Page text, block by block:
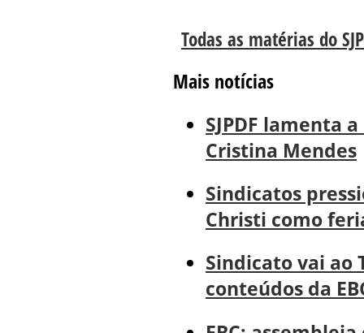
Todas as matérias do
Mais notícias
SJPDF lamenta
Cristina Mendes
Sindicatos
Christi como
Sindicato vai ao
conteúdos da